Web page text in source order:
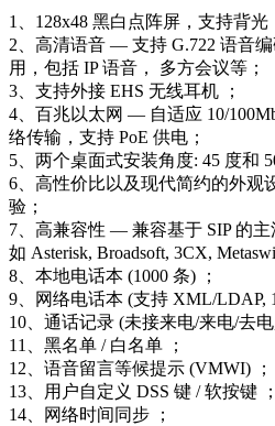
1、128x48 黑白点阵屏，支持背光
2、高清语音 — 支持 G.722 语音
用，包括 IP 语音， 多方会议等；
3、支持外接 EHS 无线耳机 ；
4、百兆以太网 — 自适应 10/
络传输，支持 PoE 供电；
5、两个桌面式安装角度: 45 度和
6、高性价比以及现代简约的外观
验；
7、高兼容性 — 兼容基于 SIP 的
如 Asterisk, Broadsoft, 3CX,
8、本地电话本 (1000 条) ；
9、网络电话本 (支持 XML/LDAP,
10、通话记录 (未接来电/来电/去电,
11、黑名单 / 白名单 ；
12、语音留言等候提示 (VMWI) ；
13、用户自定义 DSS 键 / 软按键 ；
14、网络时间同步 ；